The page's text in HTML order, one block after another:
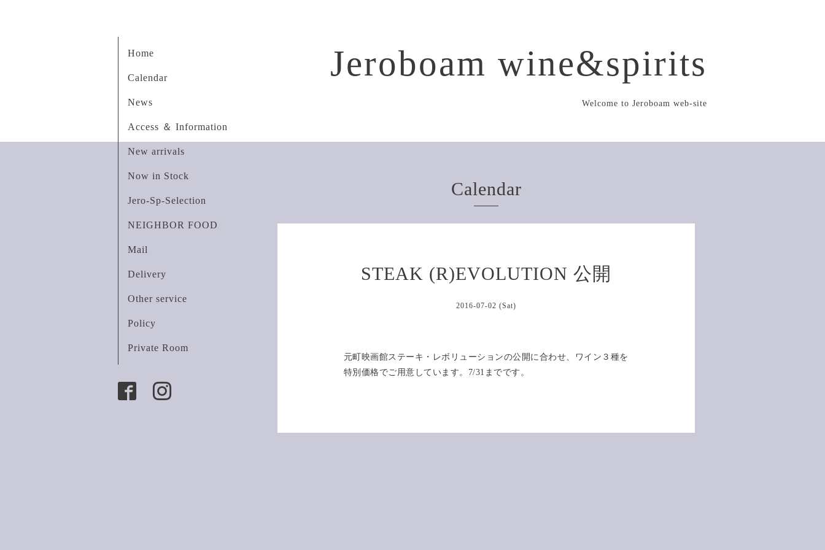
Jeroboam wine&spirits
Welcome to Jeroboam web-site
Home
Calendar
News
Access ＆ Information
New arrivals
Now in Stock
Jero-Sp-Selection
NEIGHBOR FOOD
Mail
Delivery
Other service
Policy
Private Room
Calendar
STEAK (R)EVOLUTION 公開
2016-07-02 (Sat)
元町映画館ステーキ・レボリューションの公開に合わせ、ワイン３種を
特別価格でご用意しています。7/31までです。